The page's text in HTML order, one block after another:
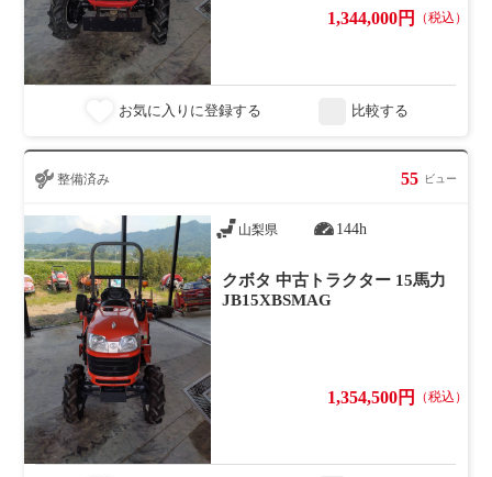
1,344,000円 （税込）
お気に入りに登録する 比較する
整備済み 55 ビュー
山梨県 144h
クボタ 中古トラクター 15馬力
JB15XBSMAG
1,354,500円 （税込）